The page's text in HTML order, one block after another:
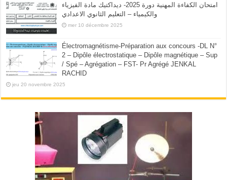
امتحان الكفاءة المهنية دورة 2025- ديداكتيك مادة الفيزياء
والكيمياء – التعليم الثانوي الاعدادي
mer 10 décembre 2025
Électromagnétisme-Préparation aux concours -DL N°
2 – Dipôle électrostatique – Dipôle magnétique – Sup
/ Spé – Agrégation – FST- Pr Agrégé JENKAL
RACHID
jeu 20 novembre 2025